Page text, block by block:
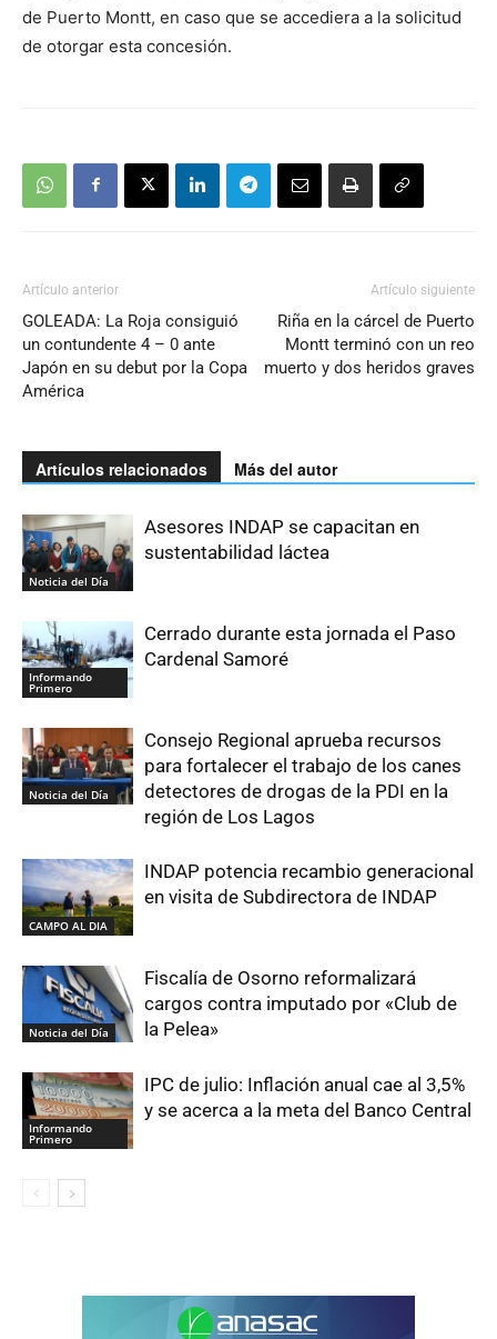
de Puerto Montt, en caso que se accediera a la solicitud
de otorgar esta concesión.
Artículo anterior
GOLEADA: La Roja consiguió
un contundente 4 – 0 ante
Japón en su debut por la Copa
América
Artículo siguiente
Riña en la cárcel de Puerto
Montt terminó con un reo
muerto y dos heridos graves
Artículos relacionados Más del autor
Noticia del Día
Asesores INDAP se capacitan en
sustentabilidad láctea
Informando
Primero
Cerrado durante esta jornada el Paso
Cardenal Samoré
Noticia del Día
Consejo Regional aprueba recursos
para fortalecer el trabajo de los canes
detectores de drogas de la PDI en la
región de Los Lagos
CAMPO AL DIA
INDAP potencia recambio generacional
en visita de Subdirectora de INDAP
Noticia del Día
Fiscalía de Osorno reformalizará
cargos contra imputado por «Club de
la Pelea»
Informando
Primero
IPC de julio: Inflación anual cae al 3,5%
y se acerca a la meta del Banco Central